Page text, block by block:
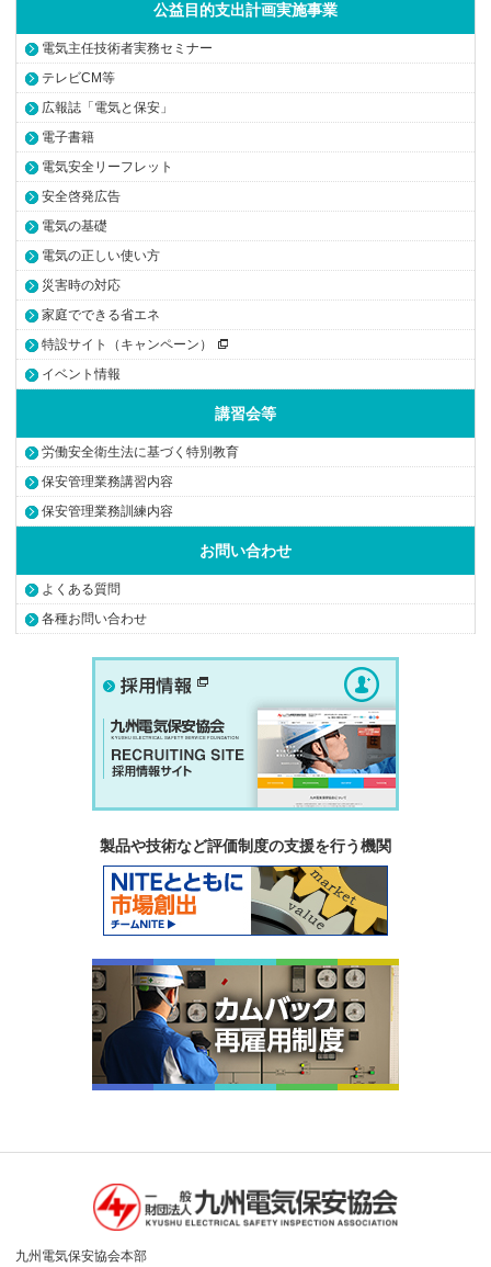
公益目的支出計画実施事業
電気主任技術者実務セミナー
テレビCM等
広報誌「電気と保安」
電子書籍
電気安全リーフレット
安全啓発広告
電気の基礎
電気の正しい使い方
災害時の対応
家庭でできる省エネ
特設サイト（キャンペーン）
イベント情報
講習会等
労働安全衛生法に基づく特別教育
保安管理業務講習内容
保安管理業務訓練内容
お問い合わせ
よくある質問
各種お問い合わせ
製品や技術など評価制度の支援を行う機関
九州電気保安協会本部